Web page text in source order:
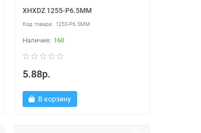
XHXDZ 1255-P6.5MM
1255-P6.5MM
160
5.88р.
В корзину